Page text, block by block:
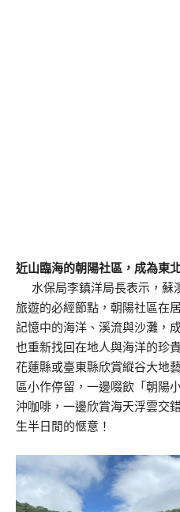
近山臨海的朝陽社區，成為東
水保局李鎮洋局長表示，蘇
旅遊的必經節點，朝陽社區在
記憶中的海洋、溪流與沙灘，
也重新找回在地人與海洋的珍
花蓮縣或臺東縣欣賞縱谷大地
區小作停留，一邊啜飲「朝陽
沖咖啡，一邊欣賞海天浮雲交
生半日閒的愜意！